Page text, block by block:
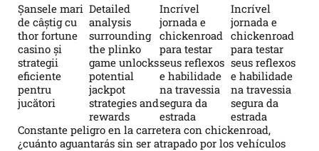
Șansele mari
de câștig cu
thor fortune
casino și
strategii
eficiente
pentru
jucători
Detailed
analysis
surrounding
the plinko
game unlocks
potential
jackpot
strategies and
rewards
Incrível
jornada e
chickenroad
para testar
seus reflexos
e habilidade
na travessia
segura da
estrada
Incrível
jornada e
chickenroad
para testar
seus reflexos
e habilidade
na travessia
segura da
estrada
Constante peligro en la carretera con chickenroad,
¿cuánto aguantarás sin ser atrapado por los vehículos